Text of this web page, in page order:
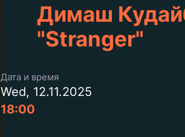
Димаш
"Stranger"
Дата и время
Wed, 12.11.2025
18:00